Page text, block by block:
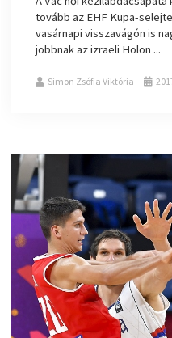
tovább az EHF Kupa-
vasárnapi visszavágón is
jobbnak az izraeli Holon ...
Simon Zsófia Viktória